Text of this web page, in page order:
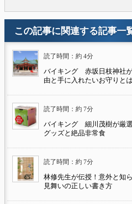
この記事に関連する記事一
読了時間：約 4分
バイキング 赤坂日枝神社が
由と手に入れたいお守りとは
読了時間：約 7分
バイキング 細川茂樹が厳
グッズと絶品非常食
読了時間：約 7分
林修先生が伝授！意外と知
見舞いの正しい書き方